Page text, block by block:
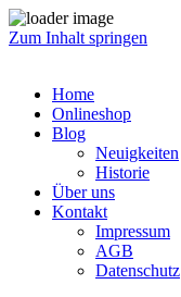
Zum Inhalt springen
Home
Onlineshop
Blog
Neuigkeiten
Historie
Über uns
Kontakt
Impressum
AGB
Datenschutz